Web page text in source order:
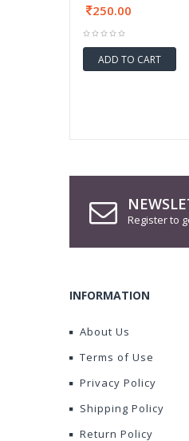
250.00
ADD TO CART
Register to
INFORMATION
About Us
Terms of Use
Privacy Policy
Shipping Policy
Return Policy